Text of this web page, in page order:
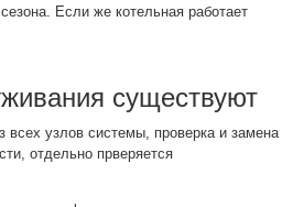
Если же котельная работает
существуют
всех узлов системы, проверка и замена
отдельно прверяется